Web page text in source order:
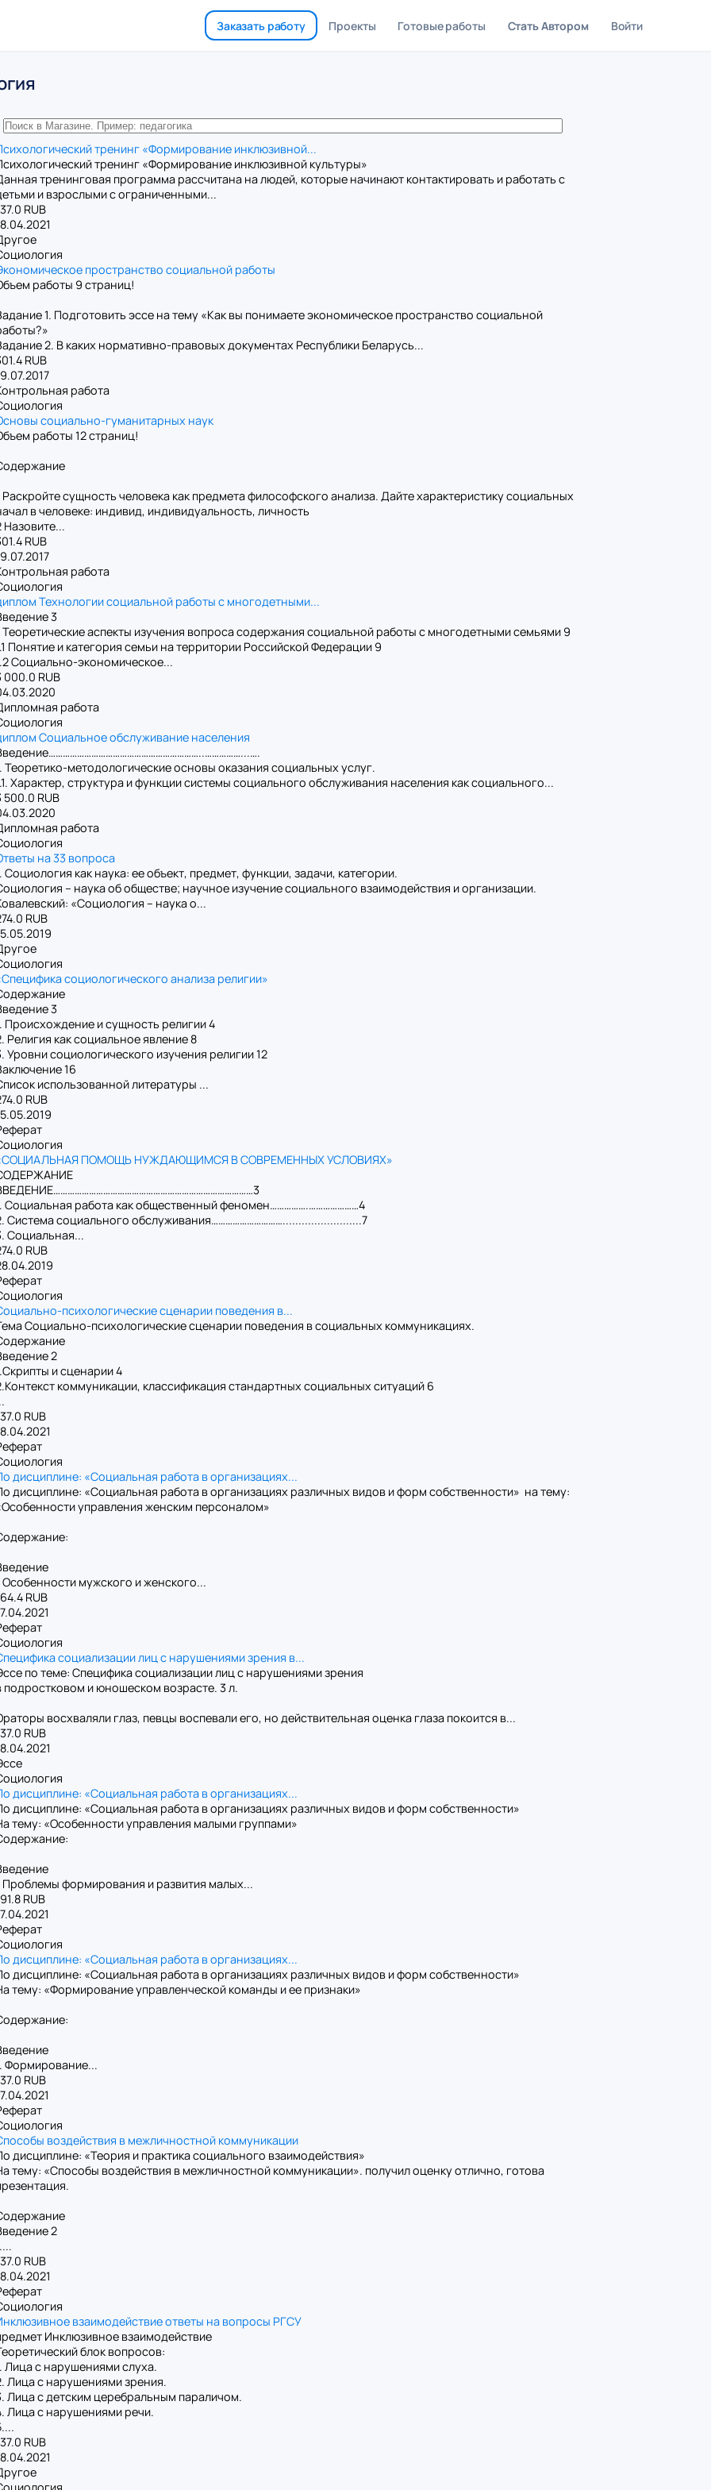
Заказать работу Проекты Готовые работы Стать Автором Войти
тренинг «Формирование инклюзивной...
тренинг «Формирование инклюзивной культуры»
тренинговая программа рассчитана на людей, которые начинают контактировать и работать с
и взрослыми с ограниченными...
RUB
пространство социальной работы
работы 9 страниц!
1. Подготовить эссе на тему «Как вы понимаете экономическое пространство социальной
2. В каких нормативно-правовых документах Республики Беларусь...
RUB
работа
социально-гуманитарных наук
работы 12 страниц!
Раскройте сущность человека как предмета философского анализа. Дайте характеристику социальных
в человеке: индивид, индивидуальность, личность
Назовите...
RUB
работа
Технологии социальной работы с многодетными...
3
Теоретические аспекты изучения вопроса содержания социальной работы с многодетными семьями 9
Понятие и категория семьи на территории Российской Федерации 9
Социально-экономическое...
000.0 RUB
работа
Социальное обслуживание населения
Теоретико-методологические основы оказания социальных услуг.
Характер, структура и функции системы социального обслуживания населения как социального...
500.0 RUB
работа
на 33 вопроса
Социология как наука: ее объект, предмет, функции, задачи, категории.
– наука об обществе; научное изучение социального взаимодействия и организации.
«Социология – наука о...
RUB
социологического анализа религии»
3
Происхождение и сущность религии 4
Религия как социальное явление 8
Уровни социологического изучения религии 12
16
использованной литературы ...
RUB
ПОМОЩЬ НУЖДАЮЩИМСЯ В СОВРЕМЕННЫХ УСЛОВИЯХ»
Социальная работа как общественный феномен…………….…………………4
Система социального обслуживания………………………….........................7
Социальная...
RUB
психологические сценарии поведения в...
Социально-психологические сценарии поведения в социальных коммуникациях.
2
и сценарии 4
коммуникации, классификация стандартных социальных ситуаций 6
RUB
дисциплине: «Социальная работа в организациях...
дисциплине: «Социальная работа в организациях различных видов и форм собственности» на тему:
управления женским персоналом»
Особенности мужского и женского...
RUB
социализации лиц с нарушениями зрения в...
по теме: Специфика социализации лиц с нарушениями зрения
подростковом и юношеском возрасте. 3 л.
восхваляли глаз, певцы воспевали его, но действительная оценка глаза покоится в...
RUB
дисциплине: «Социальная работа в организациях...
дисциплине: «Социальная работа в организациях различных видов и форм собственности»
тему: «Особенности управления малыми группами»
Проблемы формирования и развития малых...
RUB
дисциплине: «Социальная работа в организациях...
дисциплине: «Социальная работа в организациях различных видов и форм собственности»
тему: «Формирование управленческой команды и ее признаки»
Формирование...
RUB
воздействия в межличностной коммуникации
дисциплине: «Теория и практика социального взаимодействия»
тему: «Способы воздействия в межличностной коммуникации». получил оценку отлично, готова
2
RUB
взаимодействие ответы на вопросы РГСУ
Инклюзивное взаимодействие
блок вопросов:
Лица с нарушениями слуха.
Лица с нарушениями зрения.
Лица с детским церебральным параличом.
Лица с нарушениями речи.
RUB